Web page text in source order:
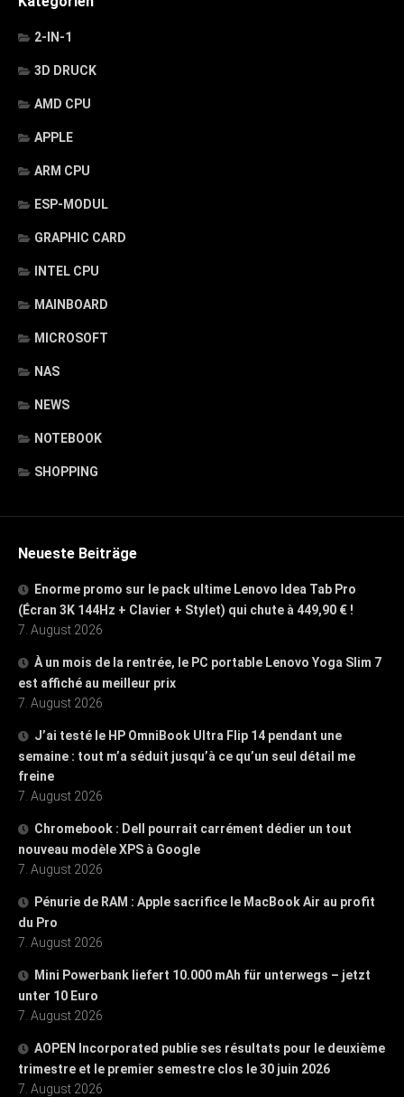
2-IN-1
3D DRUCK
AMD CPU
APPLE
ARM CPU
ESP-MODUL
GRAPHIC CARD
INTEL CPU
MAINBOARD
MICROSOFT
NAS
NEWS
NOTEBOOK
SHOPPING
Neueste Beiträge
Enorme promo sur le pack ultime Lenovo Idea Tab Pro
(Écran 3K 144Hz + Clavier + Stylet) qui chute à 449,90 € !
7. August 2026
À un mois de la rentrée, le PC portable Lenovo Yoga Slim 7
est affiché au meilleur prix
7. August 2026
J’ai testé le HP OmniBook Ultra Flip 14 pendant une
semaine : tout m’a séduit jusqu’à ce qu’un seul détail me
freine
7. August 2026
Chromebook : Dell pourrait carrément dédier un tout
nouveau modèle XPS à Google
7. August 2026
Pénurie de RAM : Apple sacrifice le MacBook Air au profit
du Pro
7. August 2026
Mini Powerbank liefert 10.000 mAh für unterwegs – jetzt
unter 10 Euro
7. August 2026
AOPEN Incorporated publie ses résultats pour le deuxième
trimestre et le premier semestre clos le 30 juin 2026
7. August 2026